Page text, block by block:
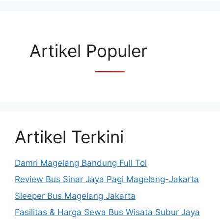
Artikel Populer
Artikel Terkini
Damri Magelang Bandung Full Tol
Review Bus Sinar Jaya Pagi Magelang-Jakarta
Sleeper Bus Magelang Jakarta
Fasilitas & Harga Sewa Bus Wisata Subur Jaya